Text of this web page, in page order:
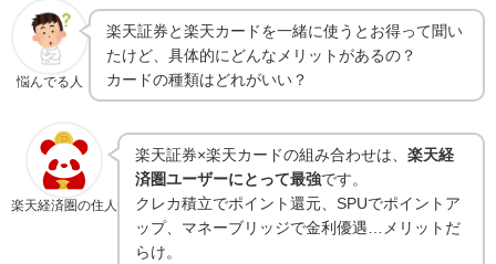
悩んでる人
楽天証券と楽天カードを一緒に使うとお得って聞い
たけど、具体的にどんなメリットがあるの？
カードの種類はどれがいい？
楽天経済圏の住人
楽天証券×楽天カードの組み合わせは、 楽天経
済圏ユーザーにとって最強です。
クレカ積立でポイント還元、SPUでポイントア
ップ、マネーブリッジで金利優遇…メリットだ
らけ。